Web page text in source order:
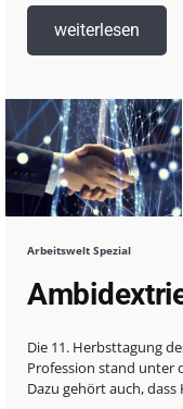
weiterlesen
Arbeitswelt Spezial
Die 11. Herbsttagung
Profession stand unter
Dazu gehört auch, dass